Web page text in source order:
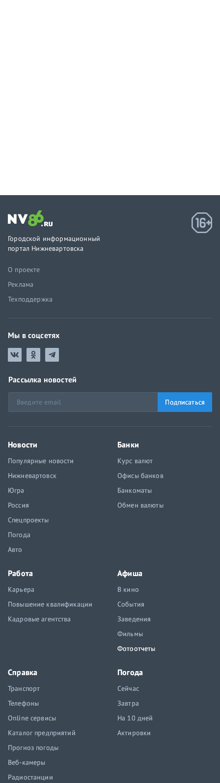
Городской информационный
портал Нижневартовска
О проекте
Реклама
Техподдержка
Мы в соцсетях
Рассылка новостей
Подписаться
Новости
Популярные новости
Нижневартовск
Югра
Россия
Спецпроекты
Погода
Авто
Банки
Курс валют
Офисы банков
Банкоматы
Обмен валюты
Работа
Карьера
Повышение квалификации
Кадровые агентства
Афиша
В кино
События
Заведения
Фильмы
Фотоотчеты
Справка
Транспорт
Телефоны
Online сервисы
Каталог предприятий
Прогноз погоды
Веб-камеры
Радиостанции
Погода
Сейчас
Завтра
На 10 дней
Актировки